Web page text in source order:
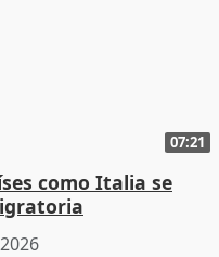
07:21
como Italia se